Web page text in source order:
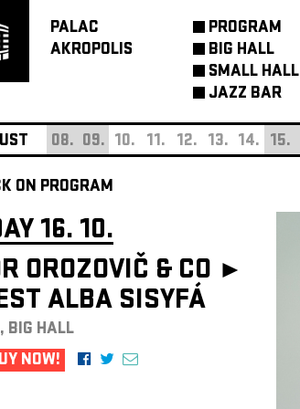
PALAC
AKROPOLIS
PROGRAM
BIG HALL
SMALL HALL
JAZZ BAR
08. 09. 10. 11. 12. 13. 14. 15.
ON PROGRAM
16. 10.
OROZOVIČ & CO ►
ALBA SISYFÁ
BIG HALL
NOW!